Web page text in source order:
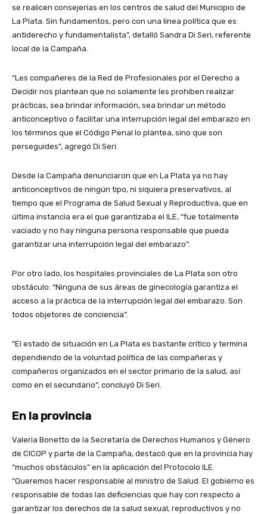
se realicen consejerías en los centros de salud del Municipio de
La Plata. Sin fundamentos, pero con una línea política que es
antiderecho y fundamentalista”, detalló Sandra Di Seri, referente
local de la Campaña.
“Les compañeres de la Red de Profesionales por el Derecho a
Decidir nos plantean que no solamente les prohíben realizar
prácticas, sea brindar información, sea brindar un método
anticonceptivo o facilitar una interrupción legal del embarazo en
los términos que el Código Penal lo plantea, sino que son
perseguides”, agregó Di Seri.
Desde la Campaña denunciaron que en La Plata ya no hay
anticonceptivos de ningún tipo, ni siquiera preservativos, al
tiempo que el Programa de Salud Sexual y Reproductiva, que en
última instancia era el que garantizaba el ILE, “fue totalmente
vaciado y no hay ninguna persona responsable que pueda
garantizar una interrupción legal del embarazo”.
Por otro lado, los hospitales provinciales de La Plata son otro
obstáculo: “Ninguna de sus áreas de ginecología garantiza el
acceso a la práctica de la interrupción legal del embarazo. Son
todos objetores de conciencia”.
“El estado de situación en La Plata es bastante crítico y termina
dependiendo de la voluntad política de las compañeras y
compañeros organizados en el sector primario de la salud, así
como en el secundario”, concluyó Di Seri.
En la provincia
Valeria Bonetto de la Secretaría de Derechos Humanos y Género
de CICOP y parte de la Campaña, destacó que en la provincia hay
“muchos obstáculos” en la aplicación del Protocolo ILE.
“Queremos hacer responsable al ministro de Salud. El gobierno es
responsable de todas las deficiencias que hay con respecto a
garantizar los derechos de la salud sexual, reproductivos y no